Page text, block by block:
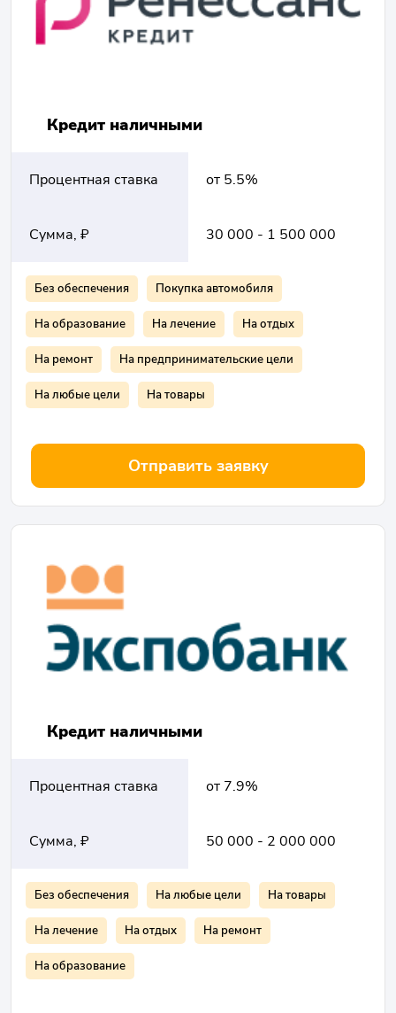
Кредит наличными
Процентная ставка от 5.5%
Сумма, ₽ 30 000 - 1 500 000
Без обеспечения Покупка автомобиля
На образование На лечение На отдых
На ремонт На предпринимательские цели
На любые цели На товары
Отправить заявку
Кредит наличными
Процентная ставка от 7.9%
Сумма, ₽ 50 000 - 2 000 000
Без обеспечения На любые цели На товары
На лечение На отдых На ремонт
На образование